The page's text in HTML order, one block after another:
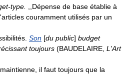
type.
,,Dépense de base établie à
couramment utilisés par un
Son [du public] budget
toujours (BAUDELAIRE, L'Art
il faut toujours que la